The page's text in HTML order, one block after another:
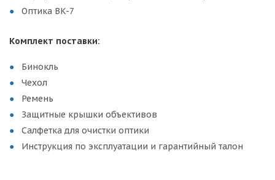
Оптика BK-7
Комплект поставки:
Бинокль
Чехол
Ремень
Защитные крышки объективов
Салфетка для очистки оптики
Инструкция по эксплуатации и гарантийный талон